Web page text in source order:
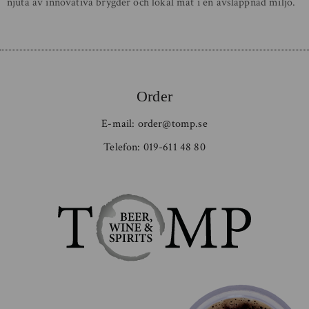
Order
E-mail: order@tomp.se
Telefon: 019-611 48 80